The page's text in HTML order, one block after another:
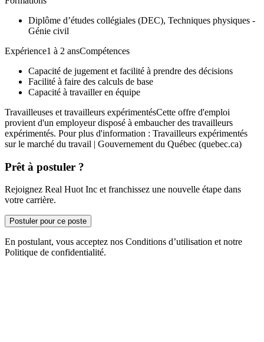
Diplôme d’études collégiales (DEC), Techniques physiques -
Génie civil
Expérience1 à 2 ansCompétences
Capacité de jugement et facilité à prendre des décisions
Facilité à faire des calculs de base
Capacité à travailler en équipe
Travailleuses et travailleurs expérimentésCette offre d'emploi
provient d'un employeur disposé à embaucher des travailleurs
expérimentés. Pour plus d'information : Travailleurs expérimentés
sur le marché du travail | Gouvernement du Québec (quebec.ca)
Prêt à postuler ?
Rejoignez Real Huot Inc et franchissez une nouvelle étape dans
votre carrière.
Postuler pour ce poste
En postulant, vous acceptez nos Conditions d’utilisation et notre
Politique de confidentialité.